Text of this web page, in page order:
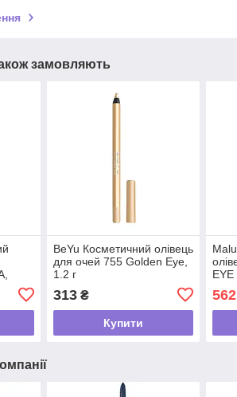
замовляють
BeYu Косметичний олівець
для очей 755 Golden Eye,
1.2 г
313₴
Купити